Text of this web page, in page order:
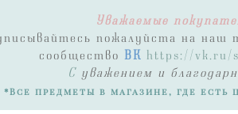
Уважаемые
пожалуйста на наш
сообщество ВК https://vk.ru/
Суважением и
*Все предметы в магазине, где
Условия
I
КОНТАКТЫ I